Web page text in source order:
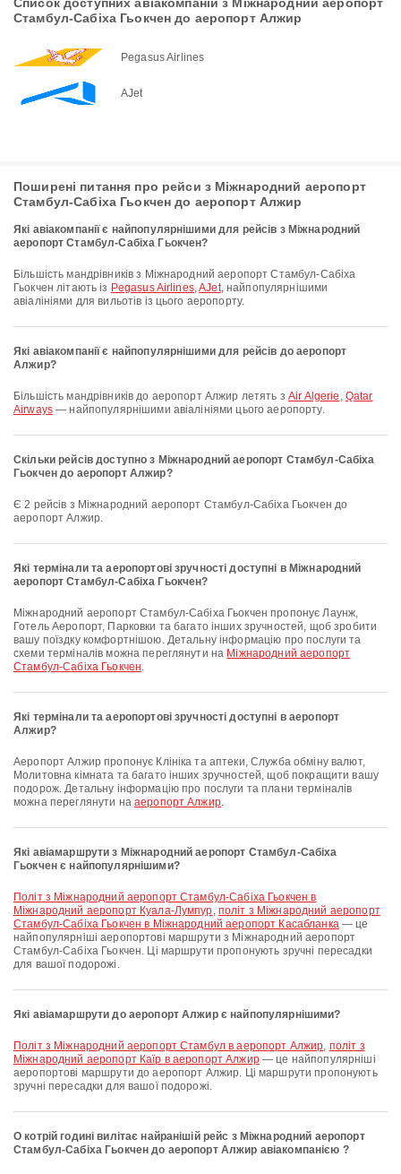
Стамбул-Сабіха Гьокчен до аеропорт Алжир
Pegasus Airlines
AJet
Поширені питання про рейси з Міжнародний аеропорт
Стамбул-Сабіха Гьокчен до аеропорт Алжир
Які авіакомпанії є найпопулярнішими для рейсів з Міжнародний
аеропорт Стамбул-Сабіха Гьокчен?
Більшість мандрівників з Міжнародний аеропорт Стамбул-Сабіха
Гьокчен літають із Pegasus Airlines,AJet, найпопулярнішими
авіалініями для вильотів із цього аеропорту.
Які авіакомпанії є найпопулярнішими для рейсів до аеропорт
Алжир?
Більшість мандрівників до аеропорт Алжир летять зAir Algerie , Qatar
Airways— найпопулярнішими авіалініями цього аеропорту.
Скільки рейсів доступно з Міжнародний аеропорт Стамбул-Сабіха
Гьокчен до аеропорт Алжир?
Є 2 рейсів з Міжнародний аеропорт Стамбул-Сабіха Гьокчен до
аеропорт Алжир.
Які термінали та аеропортові зручності доступні в Міжнародний
аеропорт Стамбул-Сабіха Гьокчен?
Міжнародний аеропорт Стамбул-Сабіха Гьокчен пропонує Лаунж,
Готель Аеропорт, Парковки та багато інших зручностей, щоб зробити
вашу поїздку комфортнішою. Детальну інформацію про послуги та
схеми терміналів можна переглянути на Міжнародний аеропорт
Стамбул-Сабіха Гьокчен.
Які термінали та аеропортові зручності доступні в аеропорт
Алжир?
аеропорт Алжир пропонує Клініка та аптеки, Служба обміну валют,
Молитовна кімната та багато інших зручностей, щоб покращити вашу
подорож. Детальну інформацію про послуги та плани терміналів
можна переглянути на аеропорт Алжир.
Які авіамаршрути з Міжнародний аеропорт Стамбул-Сабіха
Гьокчен є найпопулярнішими?
політ з Міжнародний аеропорт Стамбул-Сабіха Гьокчен в
Міжнародний аеропорт Куала-Лумпур, політ з Міжнародний аеропорт
Стамбул-Сабіха Гьокчен в Міжнародний аеропорт Касабланка— це
найпопулярніші аеропортові маршрути з Міжнародний аеропорт
Стамбул-Сабіха Гьокчен. Ці маршрути пропонують зручні пересадки
для вашої подорожі.
Які авіамаршрути до аеропорт Алжир є найпопулярнішими?
політ з Міжнародний аеропорт Стамбул в аеропорт Алжир, політ з
Міжнародний аеропорт Каїр в аеропорт Алжир— це найпопулярніші
аеропортові маршрути до аеропорт Алжир. Ці маршрути пропонують
зручні пересадки для вашої подорожі.
О котрій годині вилітає найранішій рейс з Міжнародний аеропорт
Стамбул-Сабіха Гьокчен до аеропорт Алжир авіакомпанією ?